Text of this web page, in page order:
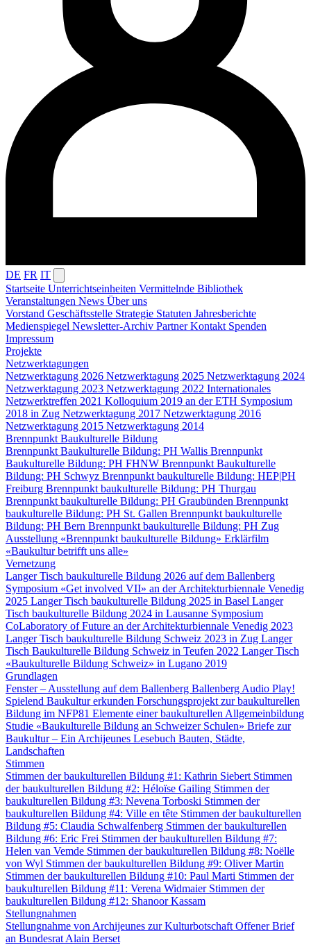
DE FR IT
Startseite Unterrichtseinheiten Vermittelnde Bibliothek
Veranstaltungen News Über uns
Vorstand Geschäftsstelle Strategie Statuten Jahresberichte
Medienspiegel Newsletter-Archiv PartnerKontakt Spenden
Impressum
Projekte
Netzwerktagungen
Netzwerktagung 2026 Netzwerktagung 2025 Netzwerktagung 2024
Netzwerktagung 2023 Netzwerktagung 2022 Internationales
Netzwerktreffen 2021 Kolloquium 2019 an der ETH Symposium
2018 in Zug Netzwerktagung 2017 Netzwerktagung 2016
Netzwerktagung 2015 Netzwerktagung 2014
Brennpunkt Baukulturelle Bildung
Brennpunkt Baukulturelle Bildung: PH Wallis Brennpunkt
Baukulturelle Bildung: PH FHNW Brennpunkt Baukulturelle
Bildung: PH Schwyz Brennpunkt baukulturelle Bildung: HEP|PH
Freiburg Brennpunkt baukulturelle Bildung: PH Thurgau
Brennpunkt baukulturelle Bildung: PH Graubünden Brennpunkt
baukulturelle Bildung: PH St. Gallen Brennpunkt baukulturelle
Bildung: PH Bern Brennpunkt baukulturelle Bildung: PH Zug
Ausstellung «Brennpunkt baukulturelle Bildung» Erklärfilm
«Baukultur betrifft uns alle»
Vernetzung
Langer Tisch baukulturelle Bildung 2026 auf dem Ballenberg
Symposium «Get involved VII» an der Architekturbiennale Venedig
2025 Langer Tisch baukulturelle Bildung 2025 in Basel Langer
Tisch baukulturelle Bildung 2024 in Lausanne Symposium
CoLaboratory of Future an der Architekturbiennale Venedig 2023
Langer Tisch baukulturelle Bildung Schweiz 2023 in Zug Langer
Tisch Baukulturelle Bildung Schweiz in Teufen 2022 Langer Tisch
«Baukulturelle Bildung Schweiz» in Lugano 2019
Grundlagen
Fenster – Ausstellung auf dem Ballenberg Ballenberg Audio Play!
Spielend Baukultur erkunden Forschungsprojekt zur baukulturellen
Bildung im NFP81 Elemente einer baukulturellen Allgemeinbildung
Studie «Baukulturelle Bildung an Schweizer Schulen» Briefe zur
Baukultur – Ein Archijeunes Lesebuch Bauten, Städte,
Landschaften
Stimmen
Stimmen der baukulturellen Bildung #1: Kathrin Siebert Stimmen
der baukulturellen Bildung #2: Héloïse Gailing Stimmen der
baukulturellen Bildung #3: Nevena Torboski Stimmen der
baukulturellen Bildung #4: Ville en tête Stimmen der baukulturellen
Bildung #5: Claudia Schwalfenberg Stimmen der baukulturellen
Bildung #6: Eric Frei Stimmen der baukulturellen Bildung #7:
Helen van Vemde Stimmen der baukulturellen Bildung #8: Noëlle
von Wyl Stimmen der baukulturellen Bildung #9: Oliver Martin
Stimmen der baukulturellen Bildung #10: Paul Marti Stimmen der
baukulturellen Bildung #11: Verena Widmaier Stimmen der
baukulturellen Bildung #12: Shanoor Kassam
Stellungnahmen
Stellungnahme von Archijeunes zur Kulturbotschaft Offener Brief
an Bundesrat Alain Berset